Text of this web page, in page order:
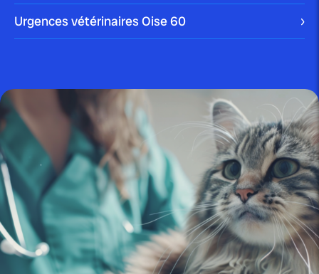
Inflammation oculaire féline :
comprendre et traiter les...
publié le 22 juillet 2025 par Christophe Le Dref
Perte d’appétit chez le chat :
quand s’inquiéter...
Urgences vétérinaires Oise60